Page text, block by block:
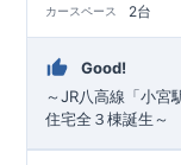
カースペース 2台
Good!
～JR八高線「小宮
住宅全３棟誕生～